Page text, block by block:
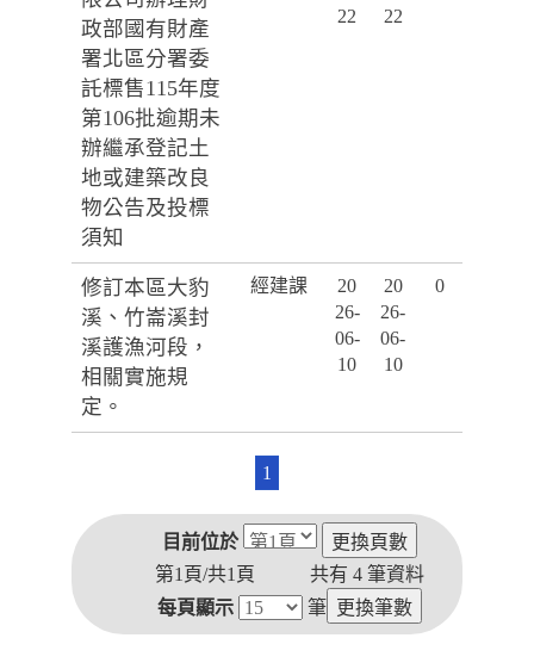
政部國有財產
署北區分署委
託標售115年度
第106批逾期未
辦繼承登記土
地或建築改良
物公告及投標
須知
22
22
修訂本區大豹
溪、竹崙溪封
溪護漁河段，
相關實施規
定。
經建課
20
26-
06-
10
20
26-
06-
10
0
1
目前位於
第1頁/共1頁
共有 4 筆資料
每頁顯示
筆